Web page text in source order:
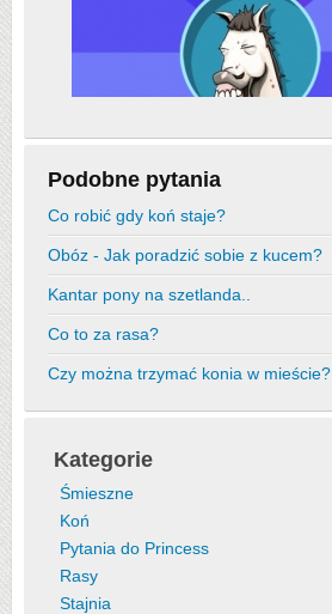
Podobne pytania
Co robić gdy koń staje?
Obóz - Jak poradzić sobie z kucem?
Kantar pony na szetlanda..
Co to za rasa?
Czy można trzymać konia w mieście?
Kategorie
Śmieszne
Koń
Pytania do Princess
Rasy
Stajnia